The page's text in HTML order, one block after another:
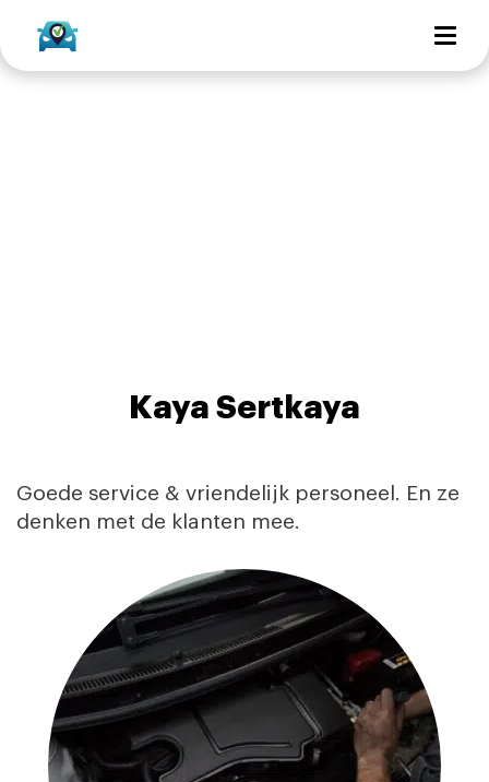
Kaya Sertkaya
Goede service & vriendelijk personeel. En ze
denken met de klanten mee.